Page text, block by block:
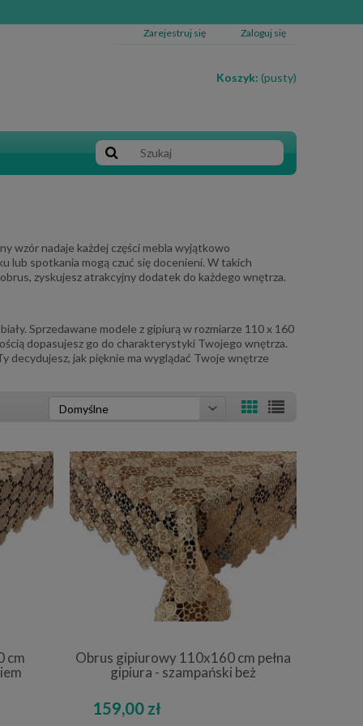
Zarejestruj się Zaloguj się
Koszyk: (pusty)
wzór nadaje każdej części mebla wyjątkowo
lub spotkania mogą czuć się docenieni. W takich
zyskujesz atrakcyjny dodatek do każdego wnętrza.
Sprzedawane modele z gipiurą w rozmiarze 110 x 160
dopasujesz go do charakterystyki Twojego wnętrza.
decydujesz, jak pięknie ma wyglądać Twoje wnętrze
cm
Obrus gipiurowy 110x160 cm pełna
gipiura - szampański beż
159,00 zł